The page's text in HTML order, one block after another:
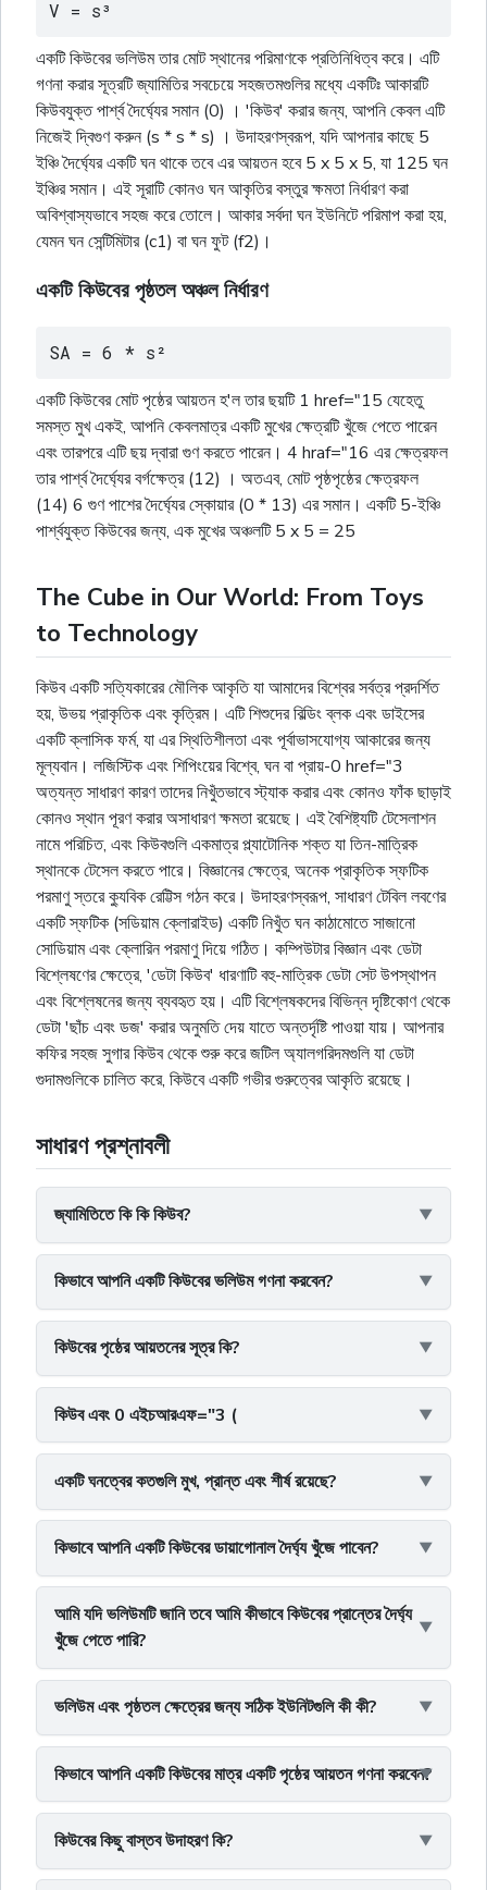
V = s³
একটি কিউবের ভলিউম তার মোট স্থানের পরিমাণকে প্রতিনিধিত্ব করে। এটি
গণনা করার সূত্রটি জ্যামিতির সবচেয়ে সহজতমগুলির মধ্যে একটিঃ আকারটি
কিউবযুক্ত পার্শ্ব দৈর্ঘ্যের সমান (0) । 'কিউব' করার জন্য, আপনি কেবল এটি
নিজেই দ্বিগুণ করুন (s * s * s) । উদাহরণস্বরূপ, যদি আপনার কাছে 5
ইঞ্চি দৈৰ্ঘ্যের একটি ঘন থাকে তবে এর আয়তন হবে 5 x 5 x 5, যা 125 ঘন
ইঞ্চির সমান। এই সূরাটি কোনও ঘন আকৃতির বস্তুর ক্ষমতা নির্ধারণ করা
অবিশ্বাস্যভাবে সহজ করে তোলে। আকার সর্বদা ঘন ইউনিটে পরিমাপ করা হয়,
যেমন ঘন সেন্টিমিটার (c1) বা ঘন ফুট (f2)।
একটি কিউবের পৃষ্ঠতল অঞ্চল নির্ধারণ
SA = 6 * s²
একটি কিউবের মোট পৃষ্ঠের আয়তন হ'ল তার ছয়টি 1 href="15 যেহেতু
সমস্ত মুখ একই, আপনি কেবলমাত্র একটি মুখের ক্ষেত্রটি খুঁজে পেতে পারেন
এবং তারপরে এটি ছয় দ্বারা গুণ করতে পারেন। 4 hraf="16 এর ক্ষেত্রফল
তার পার্শ্ব দৈর্ঘ্যের বর্গক্ষেত্র (12) । অতএব, মোট পৃষ্ঠপৃষ্ঠের ক্ষেত্রফল
(14) 6 গুণ পাশের দৈৰ্ঘ্যের স্কোয়ার (0 * 13) এর সমান। একটি 5-ইঞ্চি
পার্শ্বযুক্ত কিউবের জন্য, এক মুখের অঞ্চলটি 5 x 5 = 25
The Cube in Our World: From Toys
to Technology
কিউব একটি সত্যিকারের মৌলিক আকৃতি যা আমাদের বিশ্বের সর্বত্র প্রদর্শিত
হয়, উভয় প্রাকৃতিক এবং কৃত্রিম। এটি শিশুদের বিল্ডিং ব্লক এবং ডাইসের
একটি ক্লাসিক ফর্ম, যা এর স্থিতিশীলতা এবং পূর্বাভাসযোগ্য আকারের জন্য
মূল্যবান। লজিস্টিক এবং শিপিংয়ের বিশ্বে, ঘন বা প্রায়-0 href="3
অত্যন্ত সাধারণ কারণ তাদের নিখুঁতভাবে স্ট্যাক করার এবং কোনও ফাঁক ছাড়াই
কোনও স্থান পূরণ করার অসাধারণ ক্ষমতা রয়েছে। এই বৈশিষ্ট্যটি টেসেলাশন
নামে পরিচিত, এবং কিউবগুলি একমাত্র প্ল্যাটোনিক শক্ত যা তিন-মাত্রিক
স্থানকে টেসেল করতে পারে। বিজ্ঞানের ক্ষেত্রে, অনেক প্রাকৃতিক স্ফটিক
পরমাণু স্তরে ক্যুবিক রেট্টিস গঠন করে। উদাহরণস্বরূপ, সাধারণ টেবিল লবণের
একটি স্ফটিক (সডিয়াম ক্লোরাইড) একটি নিখুঁত ঘন কাঠামোতে সাজানো
সোডিয়াম এবং ক্লোরিন পরমাণু দিয়ে গঠিত। কম্পিউটার বিজ্ঞান এবং ডেটা
বিশ্লেষণের ক্ষেত্রে, 'ডেটা কিউব' ধারণাটি বহু-মাত্রিক ডেটা সেট উপস্থাপন
এবং বিশ্লেষনের জন্য ব্যবহৃত হয়। এটি বিশ্লেষকদের বিভিন্ন দৃষ্টিকোণ থেকে
ডেটা 'ছাঁচ এবং ডজ' করার অনুমতি দেয় যাতে অন্তর্দৃষ্টি পাওয়া যায়। আপনার
কফির সহজ সুগার কিউব থেকে শুরু করে জটিল অ্যালগরিদমগুলি যা ডেটা
গুদামগুলিকে চালিত করে, কিউবে একটি গভীর গুরুত্বের আকৃতি রয়েছে।
সাধারণ প্রশ্নাবলী
জ্যামিতিতে কি কি কিউব?
কিভাবে আপনি একটি কিউবের ভলিউম গণনা করবেন?
কিউবের পৃষ্ঠের আয়তনের সূত্র কি?
কিউব এবং 0 এইচআরএফ="3 (
একটি ঘনত্বের কতগুলি মুখ, প্রান্ত এবং শীর্ষ রয়েছে?
কিভাবে আপনি একটি কিউবের ডায়াগোনাল দৈর্ঘ্য খুঁজে পাবেন?
আমি যদি ভলিউমটি জানি তবে আমি কীভাবে কিউবের প্রান্তের দৈর্ঘ্য
খুঁজে পেতে পারি?
ভলিউম এবং পৃষ্ঠতল ক্ষেত্রের জন্য সঠিক ইউনিটগুলি কী কী?
কিভাবে আপনি একটি কিউবের মাত্র একটি পৃষ্ঠের আয়তন গণনা করবেন?
কিউবের কিছু বাস্তব উদাহরণ কি?